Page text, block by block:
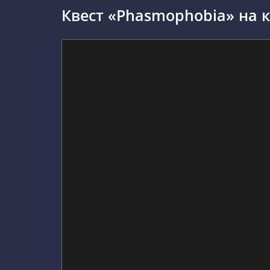
Квест «Phasmophobia» на